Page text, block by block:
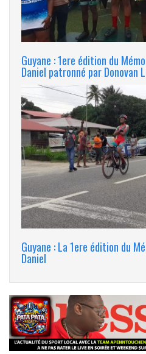
Guyane : 1ere édition du
Daniel patronné par Donovan
Guyane : La 1ere édition du
Daniel
banniere_img